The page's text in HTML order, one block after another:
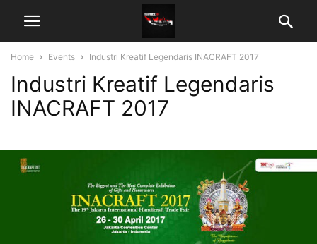
Home Events Industri Kreatif Legendaris INACRAFT 2017
Industri Kreatif Legendaris
INACRAFT 2017